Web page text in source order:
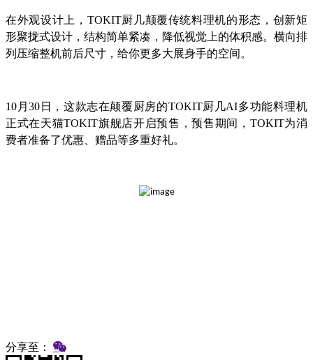
在外观设计上，TOKIT厨几颠覆传统料理机的形态，创新矩
形聚拢式设计，结构简单紧凑，降低视觉上的体积感。横向排
列压缩整机前后尺寸，给你更多大展身手的空间。
10月30日，这款志在颠覆厨房的TOKIT厨几AI多功能料理机
正式在天猫TOKIT旗舰店开启预售，预售期间，TOKIT为消
费者准备了优惠、赠品等多重好礼。
分享至：